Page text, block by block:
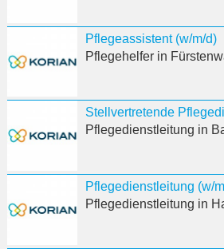
Pflegeassistent (w/m/d)
Pflegehelferin
Stellvertretende
Pflegedienstleitung in
Pflegedienstleitung (w/
Pflegedienstleitung in